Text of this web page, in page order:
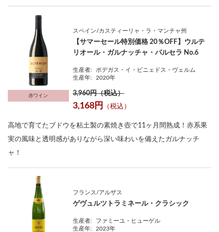
赤ワイン
スペイン/カスティーリャ・ラ・マンチャ州
【サマーセール特別価格 20％OFF】ウルテ
リオール・ガルナッチャ・パルセラ No.6
生産者:
ボデガス・イ・ビニェドス・ヴェルム
生産年:
2020年
3,960円（税込）
3,168円 （税込）
高地で育てたブドウを粘土製の素焼き壺で11ヶ月間熟成！赤系果
実の風味と透明感がありながら深い味わいを備えたガルナッチ
ャ！
フランス/アルザス
ゲヴュルツトラミネール・クラシック
生産者:
ファミーユ・ヒューゲル
生産年:
2023年